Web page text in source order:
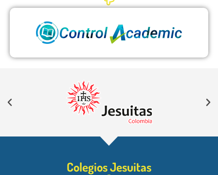
Colegios Jesuitas